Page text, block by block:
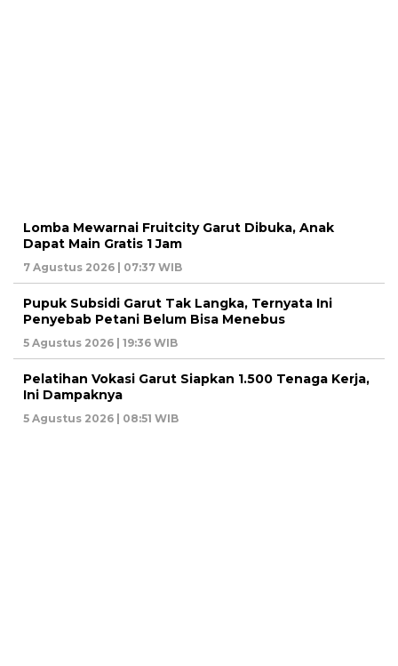
Lomba Mewarnai Fruitcity Garut Dibuka, Anak
Dapat Main Gratis 1 Jam
7 Agustus 2026 | 07:37 WIB
Pupuk Subsidi Garut Tak Langka, Ternyata Ini
Penyebab Petani Belum Bisa Menebus
5 Agustus 2026 | 19:36 WIB
Pelatihan Vokasi Garut Siapkan 1.500 Tenaga Kerja,
Ini Dampaknya
5 Agustus 2026 | 08:51 WIB